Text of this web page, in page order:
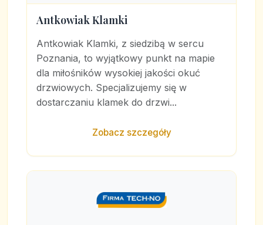
Antkowiak Klamki
Antkowiak Klamki, z siedzibą w sercu
Poznania, to wyjątkowy punkt na mapie
dla miłośników wysokiej jakości okuć
drzwiowych. Specjalizujemy się w
dostarczaniu klamek do drzwi...
Zobacz szczegóły